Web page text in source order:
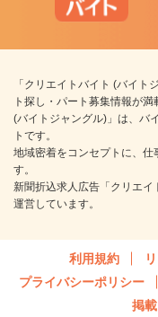
「クリエイトバイト (バイト
ト探し・パート募集情報が
(バイトジャングル)」は、バ
トです。
地域密着をコンセプトに、仕
す。
新聞折込求人広告「クリエ
運営しています。
利用規約
プライバシーポリシー
掲